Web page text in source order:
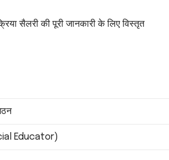
सैलरी की पूरी जानकारी के लिए विस्तृत
Educator)